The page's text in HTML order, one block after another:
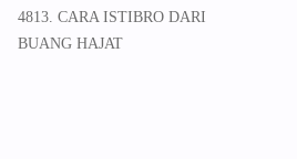
4813. CARA ISTIBRO DARI
BUANG HAJAT